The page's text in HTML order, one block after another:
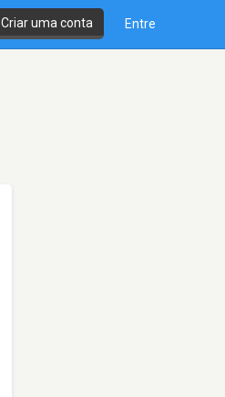
Criar uma conta Entre